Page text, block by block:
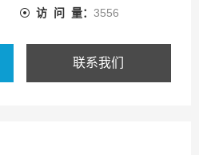
访 问 量： 3556
联系我们